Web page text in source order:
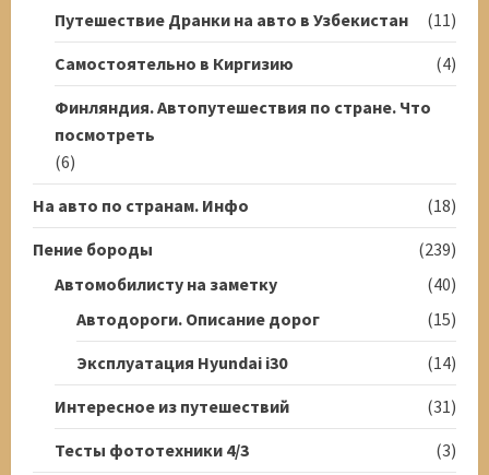
Путешествие Дранки на авто в Узбекистан
(11)
Самостоятельно в Киргизию
(4)
Финляндия. Автопутешествия по стране. Что
посмотреть
(6)
На авто по странам. Инфо
(18)
Пение бороды
(239)
Автомобилисту на заметку
(40)
Автодороги. Описание дорог
(15)
Эксплуатация Hyundai i30
(14)
Интересное из путешествий
(31)
Тесты фототехники 4/3
(3)